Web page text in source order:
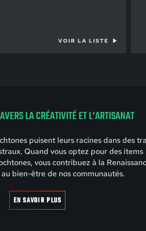
VOIR LA LISTE
LA CRÉATIVITÉ ET L’ARTISANAT
puisent leurs racines dans des
Quand vous optez pour des items
vous contribuez à la
bien-être de nos communautés.
EN SAVOIR PLUS